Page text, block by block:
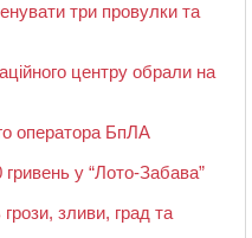
три провулки та
центру обрали на
оператора БпЛА
у “Лото-Забава”
зливи, град та